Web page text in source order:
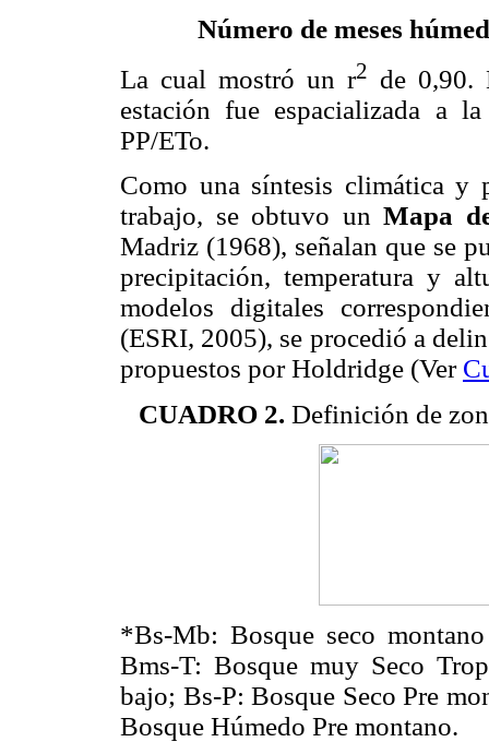
Número de meses
La cual mostró un r2 de 0,90.
estación fue espacializada a
PP/ETo.
Como una síntesis climática y
trabajo, se obtuvo unMapa
Madriz (1968), señalan que se
precipitación, temperatura y
modelos digitales
(ESRI, 2005), se procedió a
propuestos por Holdridge (Ver
CUADRO 2. Definición de
*Bs-Mb: Bosque seco
Bms-T: Bosque muy Seco
bajo; Bs-P: Bosque Seco Pre
Bosque Húmedo Pre montano.